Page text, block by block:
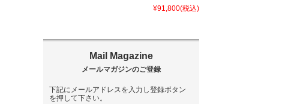
¥91,800(税込)
下記にメールアドレスを入力し登録ボタン
を押して下さい。